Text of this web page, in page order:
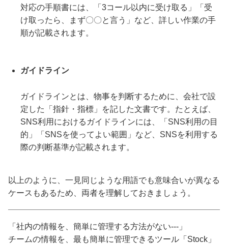
対応の手順書には、「3コール以内に受け取る」「受
け取ったら、まず〇〇と言う」など、詳しい作業の手
順が記載されます。
ガイドライン
ガイドラインとは、物事を判断するために、会社で設
定した「指針・指標」を記した文書です。たとえば、
SNS利用におけるガイドラインには、「SNS利用の目
的」「SNSを使ってよい範囲」など、SNSを利用する
際の判断基準が記載されます。
以上のように、一見同じような用語でも意味合いが異なる
ケースもあるため、両者を理解しておきましょう。
「社内の情報を、簡単に管理する方法がない---」
チームの情報を、最も簡単に管理できるツール「Stock」